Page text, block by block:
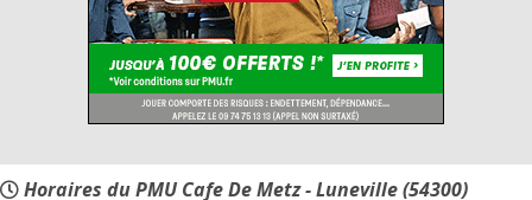
Horaires du PMU Cafe De Metz - Luneville (54300)